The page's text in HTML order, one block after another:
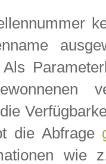
die Abfrage
wie